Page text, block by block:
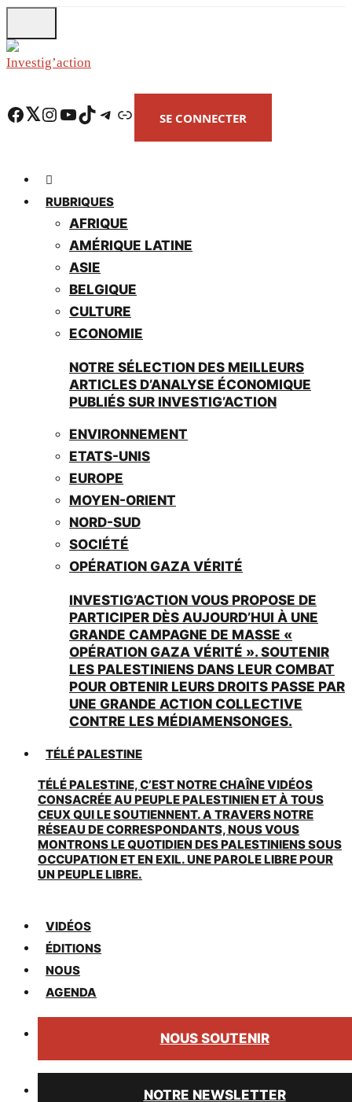
to
main
Facebook Twitter Instagram YouTube TikTok Telegram Lien SE CONNECTER
RUBRIQUES
AFRIQUE
AMÉRIQUE LATINE
ASIE
BELGIQUE
CULTURE
ECONOMIE
NOTRE SÉLECTION DES MEILLEURS
ARTICLES D’ANALYSE ÉCONOMIQUE
PUBLIÉS SUR INVESTIG’ACTION
ENVIRONNEMENT
ETATS-UNIS
EUROPE
MOYEN-ORIENT
NORD-SUD
SOCIÉTÉ
OPÉRATION GAZA VÉRITÉ
INVESTIG’ACTION VOUS PROPOSE DE
PARTICIPER DÈS AUJOURD’HUI À UNE
GRANDE CAMPAGNE DE MASSE «
OPÉRATION GAZA VÉRITÉ ». SOUTENIR
LES PALESTINIENS DANS LEUR COMBAT
POUR OBTENIR LEURS DROITS PASSE PAR
UNE GRANDE ACTION COLLECTIVE
CONTRE LES MÉDIAMENSONGES.
TÉLÉ PALESTINE
TÉLÉ PALESTINE, C’EST NOTRE CHAÎNE VIDÉOS
CONSACRÉE AU PEUPLE PALESTINIEN ET À TOUS
CEUX QUI LE SOUTIENNENT. A TRAVERS NOTRE
RÉSEAU DE CORRESPONDANTS, NOUS VOUS
MONTRONS LE QUOTIDIEN DES PALESTINIENS SOUS
OCCUPATION ET EN EXIL. UNE PAROLE LIBRE POUR
UN PEUPLE LIBRE.
VIDÉOS
ÉDITIONS
NOUS
AGENDA
NOUS SOUTENIR
NOTRE NEWSLETTER